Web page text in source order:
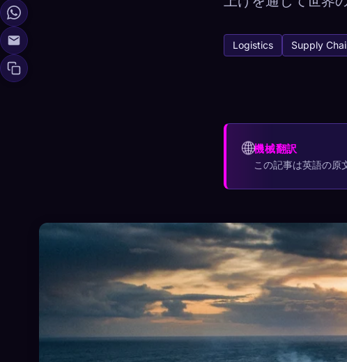
Logistics Supply
🌐機械翻訳
この記事は英語の原
コレクション キ
☁️すべてのデバイスでコレ
発見済み
0
アーキタイプ
12
最もレ